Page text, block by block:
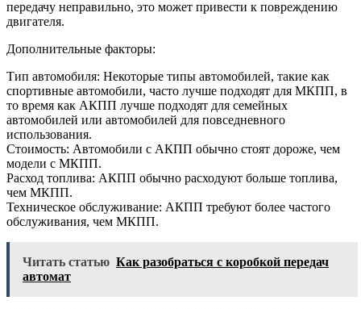
передачу неправильно, это может привести к повреждению
двигателя.
Дополнительные факторы:
Тип автомобиля: Некоторые типы автомобилей, такие как
спортивные автомобили, часто лучше подходят для МКПП, в
то время как АКПП лучше подходят для семейных
автомобилей или автомобилей для повседневного
использования.
Стоимость: Автомобили с АКПП обычно стоят дороже, чем
модели с МКПП.
Расход топлива: АКПП обычно расходуют больше топлива,
чем МКПП.
Техническое обслуживание: АКПП требуют более частого
обслуживания, чем МКПП.
Читать статью Как разобраться с коробкой передач
автомат